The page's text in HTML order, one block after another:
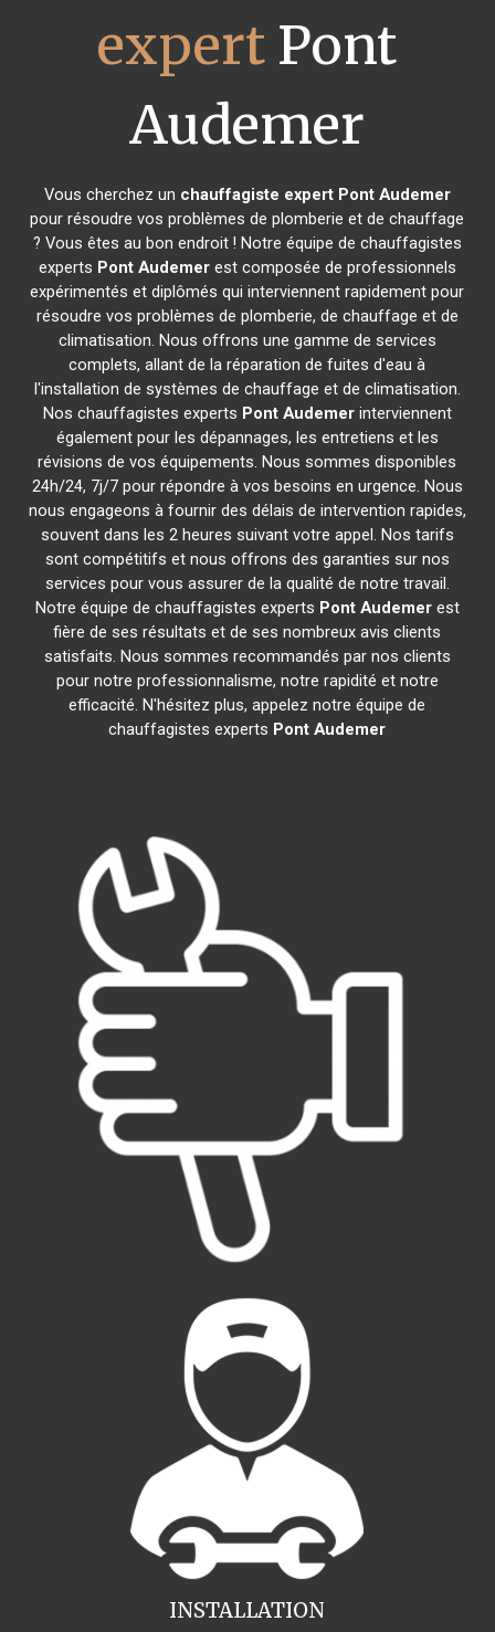
expert Pont
Audemer
Vous cherchez un chauffagiste expert Pont Audemer
pour résoudre vos problèmes de plomberie et de chauffage
? Vous êtes au bon endroit ! Notre équipe de chauffagistes
experts Pont Audemerest composée de professionnels
expérimentés et diplômés qui interviennent rapidement pour
résoudre vos problèmes de plomberie, de chauffage et de
climatisation. Nous offrons une gamme de services
complets, allant de la réparation de fuites d'eau à
l'installation de systèmes de chauffage et de climatisation.
Nos chauffagistes experts Pont Audemerinterviennent
également pour les dépannages, les entretiens et les
révisions de vos équipements. Nous sommes disponibles
24h/24, 7j/7 pour répondre à vos besoins en urgence. Nous
nous engageons à fournir des délais de intervention rapides,
souvent dans les 2 heures suivant votre appel. Nos tarifs
sont compétitifs et nous offrons des garanties sur nos
services pour vous assurer de la qualité de notre travail.
Notre équipe de chauffagistes experts Pont Audemerest
fière de ses résultats et de ses nombreux avis clients
satisfaits. Nous sommes recommandés par nos clients
pour notre professionnalisme, notre rapidité et notre
efficacité. N'hésitez plus, appelez notre équipe de
chauffagistes experts Pont Audemer
INSTALLATION